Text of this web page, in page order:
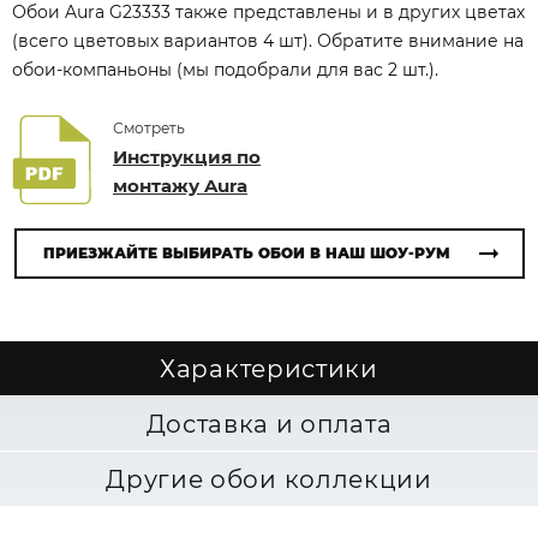
Обои Aura G23333 также представлены и в других цветах
(всего цветовых вариантов 4 шт). Обратите внимание на
обои-компаньоны (мы подобрали для вас 2 шт.).
Смотреть
Инструкция по
монтажу Aura
ПРИЕЗЖАЙТЕ ВЫБИРАТЬ ОБОИ В НАШ ШОУ-РУМ
Характеристики
Доставка и оплата
Другие обои коллекции